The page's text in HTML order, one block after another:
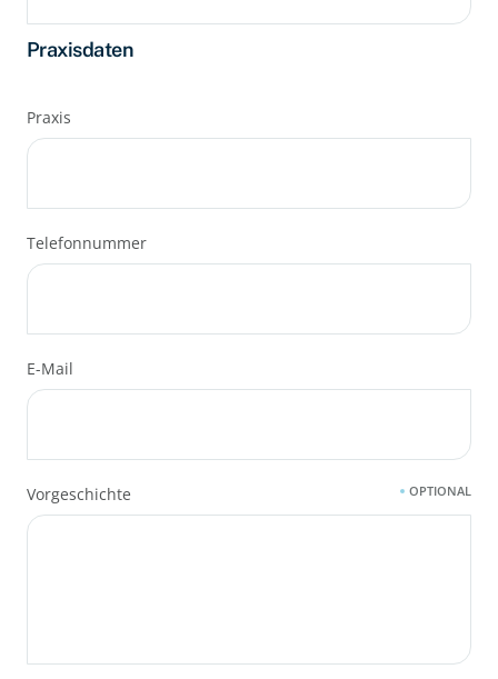
Praxisdaten
Praxis
Telefonnummer
E-Mail
Vorgeschichte OPTIONAL